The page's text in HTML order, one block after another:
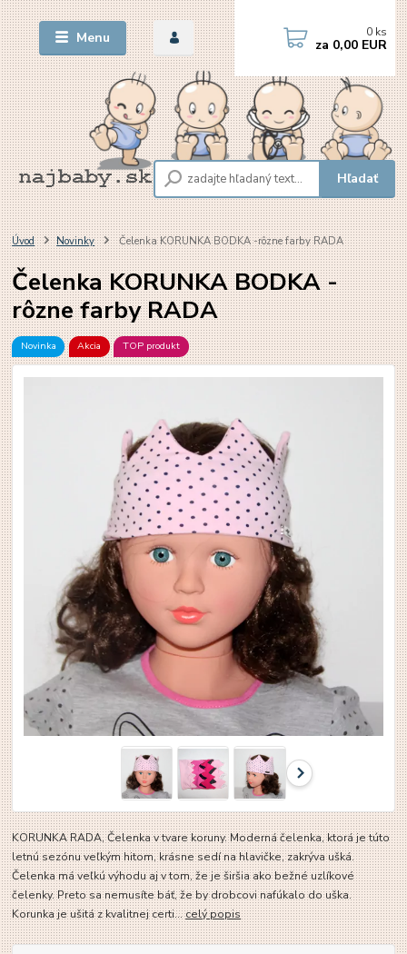
Menu
Hľadať
0 ks
za 0,00 EUR
Úvod Novinky Čelenka KORUNKA BODKA -rôzne farby RADA
Čelenka KORUNKA BODKA -
rôzne farby RADA
Novinka Akcia TOP produkt
KORUNKA RADA, Čelenka v tvare koruny. Moderná čelenka, ktorá je túto
letnú sezónu veľkým hitom, krásne sedí na hlavičke, zakrýva ušká.
Čelenka má veľkú výhodu aj v tom, že je širšia ako bežné uzlíkové
čelenky. Preto sa nemusíte báť, že by drobcovi nafúkalo do uška.
Korunka je ušitá z kvalitnej certi...celý popis